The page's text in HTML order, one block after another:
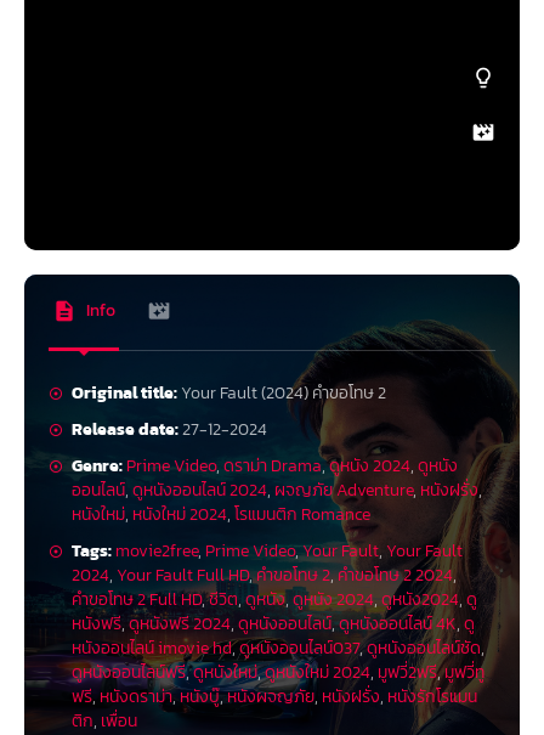
Info
Original title:Your Fault (2024) คำขอโทษ 2
Release date:27-12-2024
Genre:Prime Video,ดราม่า Drama,ดูหนัง 2024,ดูหนัง
ออนไลน์,ดูหนังออนไลน์ 2024, ผจญภัย Adventure, หนังฝรั่ง,
หนังใหม่, หนังใหม่ 2024,โรแมนติก Romance
Tags:movie2free, Prime Video,Your Fault, Your Fault
2024, Your Fault Full HD,คำขอโทษ 2,คำขอโทษ 2 2024,
คำขอโทษ 2 Full HD,ชีวิต,ดูหนัง,ดูหนัง 2024,ดูหนัง2024,ดู
หนังฟรี,ดูหนังฟรี 2024,ดูหนังออนไลน์,ดูหนังออนไลน์ 4K,ดู
หนังออนไลน์ imovie hd,ดูหนังออนไลน์037,ดูหนังออนไลน์ชัด,
ดูหนังออนไลน์ฟรี,ดูหนังใหม่,ดูหนังใหม่ 2024, มูฟวี่2ฟรี,มูฟวี่ทู
ฟรี,หนังดราม่า,หนังบู๊,หนังผจญภัย, หนังฝรั่ง, หนังรักโรแมน
ติก, เพื่อน